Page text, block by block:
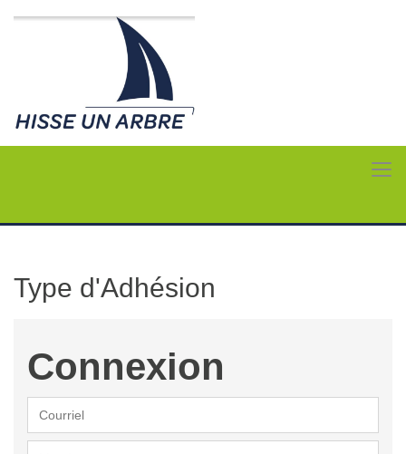
Type d'Adhésion
Connexion